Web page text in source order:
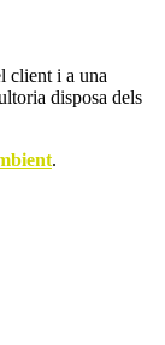
client i a una
disposa dels
.